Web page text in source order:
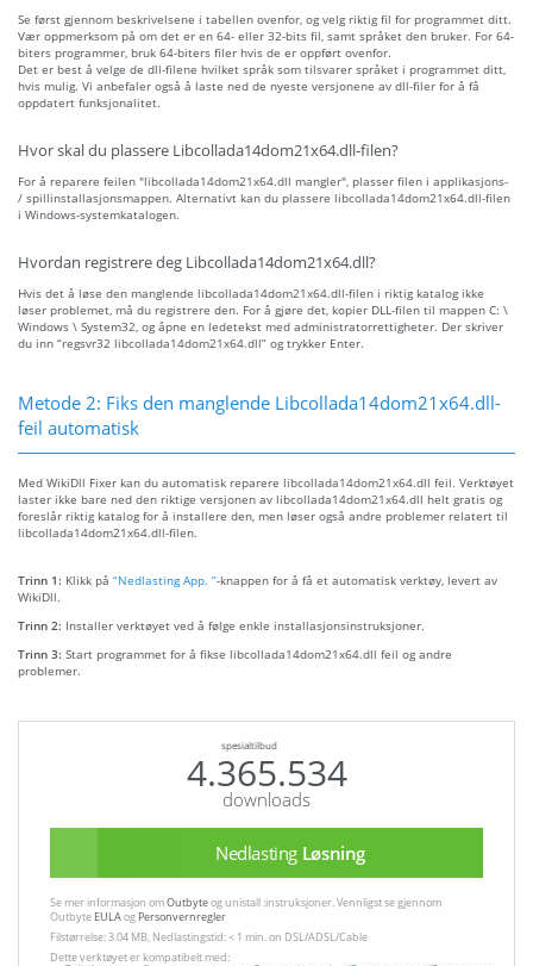
Se først gjennom beskrivelsene i tabellen ovenfor, og velg riktig fil for programmet ditt.
Vær oppmerksom på om det er en 64- eller 32-bits fil, samt språket den bruker. For 64-
biters programmer, bruk 64-biters filer hvis de er oppført ovenfor.
Det er best å velge de dll-filene hvilket språk som tilsvarer språket i programmet ditt,
hvis mulig. Vi anbefaler også å laste ned de nyeste versjonene av dll-filer for å få
oppdatert funksjonalitet.
Hvor skal du plassere Libcollada14dom21x64.dll-filen?
For å reparere feilen "libcollada14dom21x64.dll mangler", plasser filen i applikasjons-
/ spillinstallasjonsmappen. Alternativt kan du plassere libcollada14dom21x64.dll-filen
i Windows-systemkatalogen.
Hvordan registrere deg Libcollada14dom21x64.dll?
Hvis det å løse den manglende libcollada14dom21x64.dll-filen i riktig katalog ikke
løser problemet, må du registrere den. For å gjøre det, kopier DLL-filen til mappen C: \
Windows \ System32, og åpne en ledetekst med administratorrettigheter. Der skriver
du inn “regsvr32 libcollada14dom21x64.dll” og trykker Enter.
Metode 2: Fiks den manglende Libcollada14dom21x64.dll-
feil automatisk
Med WikiDll Fixer kan du automatisk reparere libcollada14dom21x64.dll feil. Verktøyet
laster ikke bare ned den riktige versjonen av libcollada14dom21x64.dll helt gratis og
foreslår riktig katalog for å installere den, men løser også andre problemer relatert til
libcollada14dom21x64.dll-filen.
Trinn 1: Klikk på “Nedlasting App. ”-knappen for å få et automatisk verktøy, levert av
WikiDll.
Trinn 2: Installer verktøyet ved å følge enkle installasjonsinstruksjoner.
Trinn 3: Start programmet for å fikse libcollada14dom21x64.dll feil og andre
problemer.
spesialtilbud
4.365.534
downloads
Nedlasting Løsning
Se mer informasjon omOutbyteog unistall :instruksjoner. Vennligst se gjennom
Outbyte EULAog Personvernregler
Filstørrelse: 3.04 MB, Nedlastingstid: < 1 min. on DSL/ADSL/Cable
Dette verktøyet er kompatibelt med: